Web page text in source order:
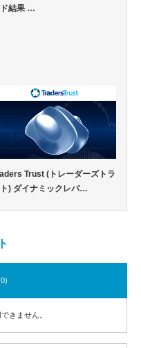
結果 …
Trust (トレーダーズトラ
ト) ダイナミックレバ…
きません。